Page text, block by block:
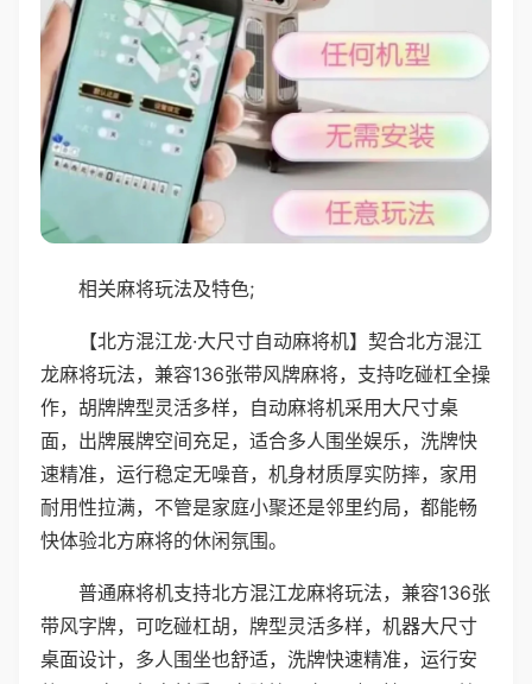
相关麻将玩法及特色;
【北方混江龙·大尺寸自动麻将机】契合北方混江
龙麻将玩法，兼容136张带风牌麻将，支持吃碰杠全操
作，胡牌牌型灵活多样，自动麻将机采用大尺寸桌
面，出牌展牌空间充足，适合多人围坐娱乐，洗牌快
速精准，运行稳定无噪音，机身材质厚实防摔，家用
耐用性拉满，不管是家庭小聚还是邻里约局，都能畅
快体验北方麻将的休闲氛围。
普通麻将机支持北方混江龙麻将玩法，兼容136张
带风字牌，可吃碰杠胡，牌型灵活多样，机器大尺寸
桌面设计，多人围坐也舒适，洗牌快速精准，运行安